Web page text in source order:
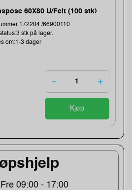
09:00 - 17:00
60X80 U/Felt (100 stk)
/66900110
stk på lager.
om:1-3 dager
Kjøp